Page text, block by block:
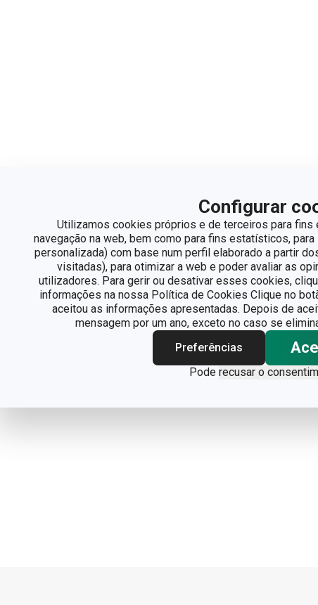
Configurar
Utilizamos cookies próprios e de terceiros para fins
navegação na web, bem como para fins estatísticos,
personalizada) com base num perfil elaborado a partir
visitadas), para otimizar a web e poder avaliar as
utilizadores. Para gerir ou desativar esses cookies,
informações na nossa Política de Cookies Clique no
aceitou as informações apresentadas. Depois de
mensagem por um ano, exceto no caso se
Preferências
Pode recusar o